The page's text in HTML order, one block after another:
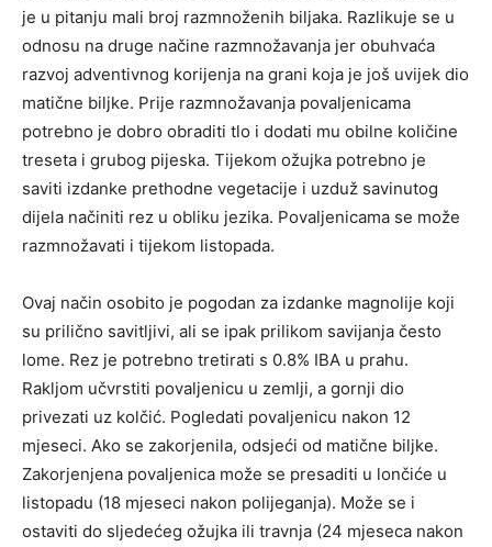
je u pitanju mali broj razmnoženih biljaka. Razlikuje se u
odnosu na druge načine razmnožavanja jer obuhvaća
razvoj adventivnog korijenja na grani koja je još uvijek dio
matične biljke. Prije razmnožavanja povaljenicama
potrebno je dobro obraditi tlo i dodati mu obilne količine
treseta i grubog pijeska. Tijekom ožujka potrebno je
saviti izdanke prethodne vegetacije i uzduž savinutog
dijela načiniti rez u obliku jezika. Povaljenicama se može
razmnožavati i tijekom listopada.
Ovaj način osobito je pogodan za izdanke magnolije koji
su prilično savitljivi, ali se ipak prilikom savijanja često
lome. Rez je potrebno tretirati s 0.8% IBA u prahu.
Rakljom učvrstiti povaljenicu u zemlji, a gornji dio
privezati uz kolčić. Pogledati povaljenicu nakon 12
mjeseci. Ako se zakorjenila, odsjeći od matične biljke.
Zakorjenjena povaljenica može se presaditi u lončiće u
listopadu (18 mjeseci nakon polijeganja). Može se i
ostaviti do sljedećeg ožujka ili travnja (24 mjeseca nakon